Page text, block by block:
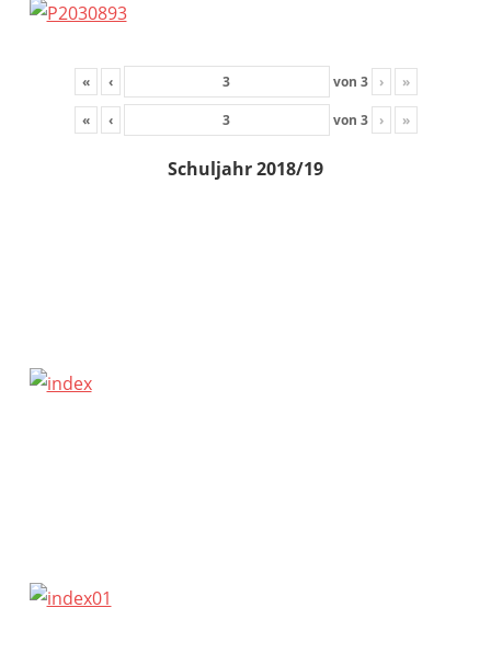
« ‹ von 3 › »
« ‹ von 3 › »
Schuljahr 2018/19